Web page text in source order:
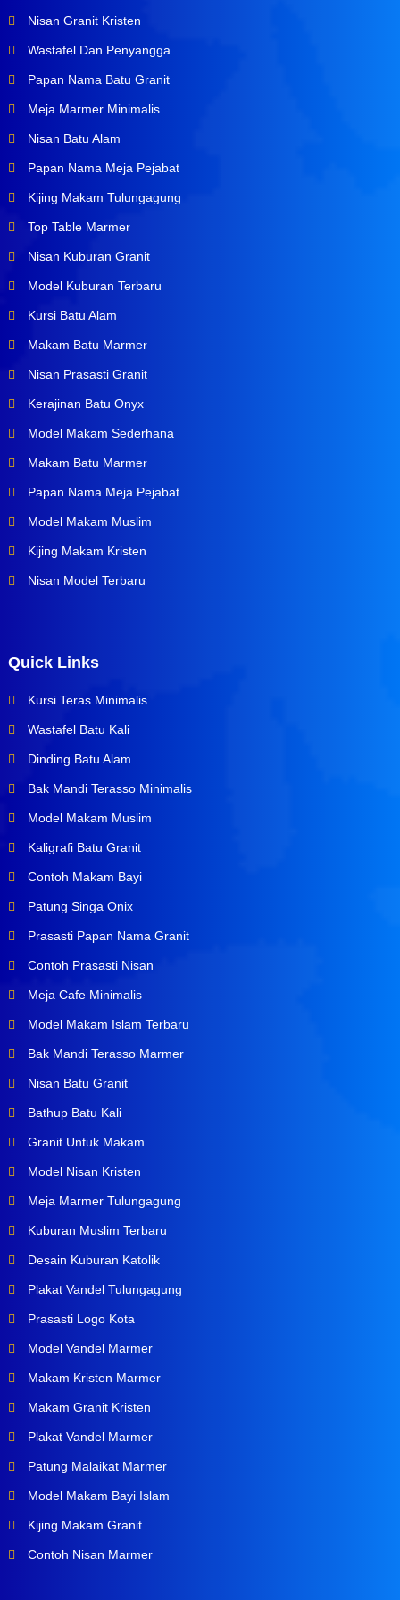
Nisan Granit Kristen
Wastafel Dan Penyangga
Papan Nama Batu Granit
Meja Marmer Minimalis
Nisan Batu Alam
Papan Nama Meja Pejabat
Kijing Makam Tulungagung
Top Table Marmer
Nisan Kuburan Granit
Model Kuburan Terbaru
Kursi Batu Alam
Makam Batu Marmer
Nisan Prasasti Granit
Kerajinan Batu Onyx
Model Makam Sederhana
Makam Batu Marmer
Papan Nama Meja Pejabat
Model Makam Muslim
Kijing Makam Kristen
Nisan Model Terbaru
Quick Links
Kursi Teras Minimalis
Wastafel Batu Kali
Dinding Batu Alam
Bak Mandi Terasso Minimalis
Model Makam Muslim
Kaligrafi Batu Granit
Contoh Makam Bayi
Patung Singa Onix
Prasasti Papan Nama Granit
Contoh Prasasti Nisan
Meja Cafe Minimalis
Model Makam Islam Terbaru
Bak Mandi Terasso Marmer
Nisan Batu Granit
Bathup Batu Kali
Granit Untuk Makam
Model Nisan Kristen
Meja Marmer Tulungagung
Kuburan Muslim Terbaru
Desain Kuburan Katolik
Plakat Vandel Tulungagung
Prasasti Logo Kota
Model Vandel Marmer
Makam Kristen Marmer
Makam Granit Kristen
Plakat Vandel Marmer
Patung Malaikat Marmer
Model Makam Bayi Islam
Kijing Makam Granit
Contoh Nisan Marmer